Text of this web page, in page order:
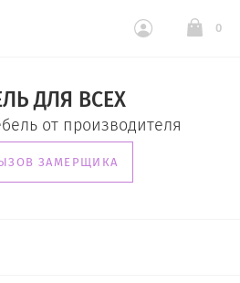
0
ДЛЯ ВСЕХ
от производителя
ЗАМЕРЩИКА